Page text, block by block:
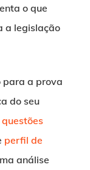
o que
a legislação
para a prova
do seu
questões
perfil de
análise